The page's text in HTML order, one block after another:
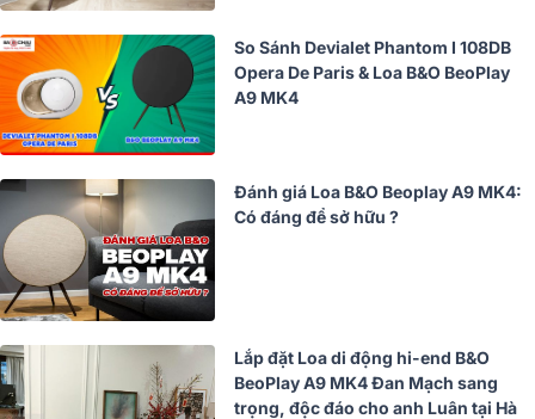
So Sánh Devialet Phantom I 108DB
Opera De Paris & Loa B&O BeoPlay
A9 MK4
Đánh giá Loa B&O Beoplay A9 MK4:
Có đáng để sở hữu ?
Lắp đặt Loa di động hi-end B&O
BeoPlay A9 MK4 Đan Mạch sang
trọng, độc đáo cho anh Luân tại Hà